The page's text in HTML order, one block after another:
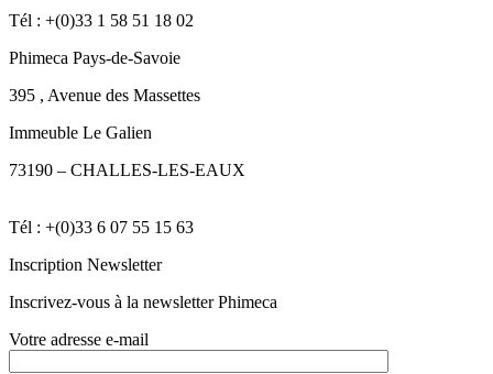
Tél : +(0)33 1 58 51 18 02
Phimeca Pays-de-Savoie
395 , Avenue des Massettes
Immeuble Le Galien
73190 – CHALLES-LES-EAUX
Tél : +(0)33 6 07 55 15 63
Inscription Newsletter
Inscrivez-vous à la newsletter Phimeca
Votre adresse e-mail